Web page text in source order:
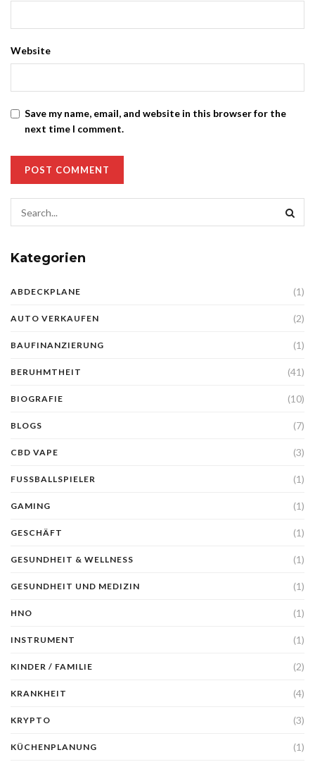
Website
Save my name, email, and website in this browser for the
next time I comment.
Kategorien
ABDECKPLANE (1)
AUTO VERKAUFEN (2)
BAUFINANZIERUNG (1)
BERUHMTHEIT (41)
BIOGRAFIE (10)
BLOGS (7)
CBD VAPE (3)
FUSSBALLSPIELER (1)
GAMING (1)
GESCHÄFT (1)
GESUNDHEIT & WELLNESS (1)
GESUNDHEIT UND MEDIZIN (1)
HNO (1)
INSTRUMENT (1)
KINDER / FAMILIE (2)
KRANKHEIT (4)
KRYPTO (3)
KÜCHENPLANUNG (1)